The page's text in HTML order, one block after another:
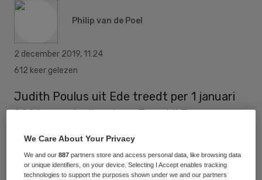
Philip van de Poel
2 december 2019, 11:24
612 keer gelezen
Judith Poulus uit Ede treedt per 1 januari
2020 aan als directeur Zorg bij Zorggroep
Waard op, die in oktober afscheid heeft
genomen.
We Care About Your Privacy
We and our887 partners store and access personal data, like browsing data
or unique identifiers, on your device. Selecting I Accept enables tracking
technologies to support the purposes shown under we and our partners